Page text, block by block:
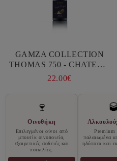
GAMZA COLLECTION
THOMAS 750 - CHATEAU
BURGOZONE
22.00€
🍷
Οινοθήκη
Επιλεγμένοι οίνοι από
μπουτίκ οινοποιεία,
εξαιρετικές σοδειές και
ποικιλίες.
🥃
Premium
παλαιωμένα
ηδύποτα και